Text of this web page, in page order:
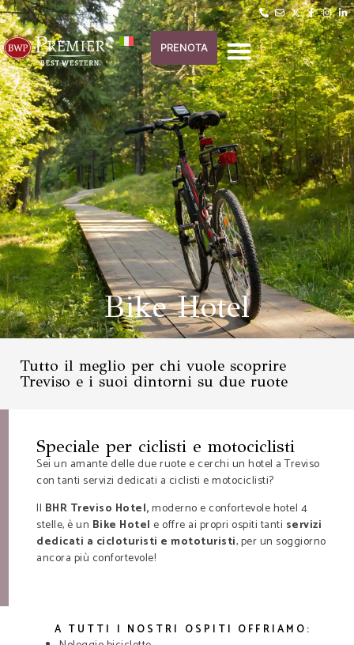
PRENOTA
Bike Hotel
Tutto il meglio per chi vuole scoprire
Treviso e i suoi dintorni su due ruote
Speciale per ciclisti e motociclisti
Sei un amante delle due ruote e cerchi un hotel a Treviso
con tanti servizi dedicati a ciclisti e motociclisti?
Il BHR Treviso Hotel,moderno e confortevole hotel 4
stelle, è un Bike Hotel e offre ai propri ospiti tanti servizi
dedicati a cicloturisti e mototuristi, per un soggiorno
ancora più confortevole!
A TUTTI I NOSTRI OSPITI OFFRIAMO: